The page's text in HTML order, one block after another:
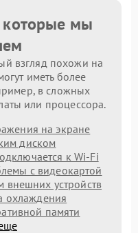
которые мы
взгляд похожи на
иметь более
в сложных
или процессора.
на экране
диском
к Wi-Fi
с видеокартой
устройств
охлаждения
памяти